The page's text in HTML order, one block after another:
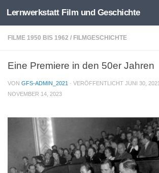
Zum Inhalt springen
Lernwerkstatt Film und Geschichte
FILME 1950 BIS 1962 / FILMGESCHICHTE
Eine Premiere in den 50er Jahren
VON GFS-ADMIN_2021 · VERÖFFENTLICHT JUNI 30, 2021
NOVEMBER 14, 2023